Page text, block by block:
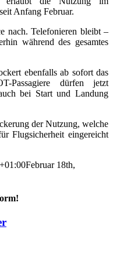
Anfang Februar.
nach. Telefonieren bleibt –
während des gesamtes
ebenfalls ab sofort das
Passagiere dürfen jetzt
bei Start und Landung
der Nutzung, welche
Flugsicherheit eingereicht
Februar 18th,